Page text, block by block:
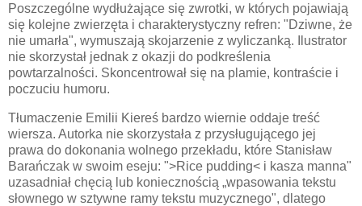
Poszczególne wydłużające się zwrotki, w których pojawiają
się kolejne zwierzęta i charakterystyczny refren: "Dziwne, że
nie umarła", wymuszają skojarzenie z wyliczanką. Ilustrator
nie skorzystał jednak z okazji do podkreślenia
powtarzalności. Skoncentrował się na plamie, kontraście i
poczuciu humoru.
Tłumaczenie Emilii Kiereś bardzo wiernie oddaje treść
wiersza. Autorka nie skorzystała z przysługującego jej
prawa do dokonania wolnego przekładu, które Stanisław
Barańczak w swoim eseju: ">Rice pudding< i kasza manna"
uzasadniał chęcią lub koniecznością „wpaso­wania tekstu
słownego w sztywne ramy tekstu muzycznego", dlatego